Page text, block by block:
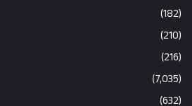
(182)
(210)
(216)
(7,035)
(632)